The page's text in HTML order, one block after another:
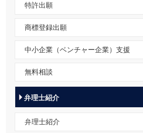
特許出願
商標登録出願
中小企業（ベンチャー企業）支援
無料相談
弁理士紹介
弁理士紹介